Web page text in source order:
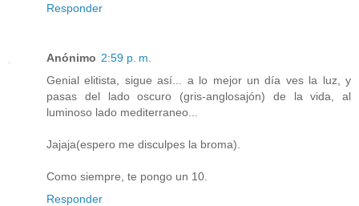
Responder
Anónimo 2:59 p. m.
Genial elitista, sigue así... a lo mejor un día ves la luz, y
pasas del lado oscuro (gris-anglosajón) de la vida, al
luminoso lado mediterraneo...
Jajaja(espero me disculpes la broma).
Como siempre, te pongo un 10.
Responder